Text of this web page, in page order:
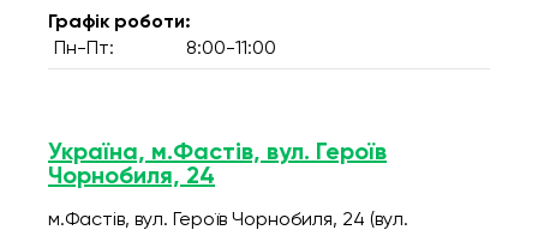
Графік роботи:
Пн-Пт:
8:00-11:00
Україна, м.Фастів, вул. Героїв
Чорнобиля, 24
м.Фастів, вул. Героїв Чорнобиля, 24 (вул.